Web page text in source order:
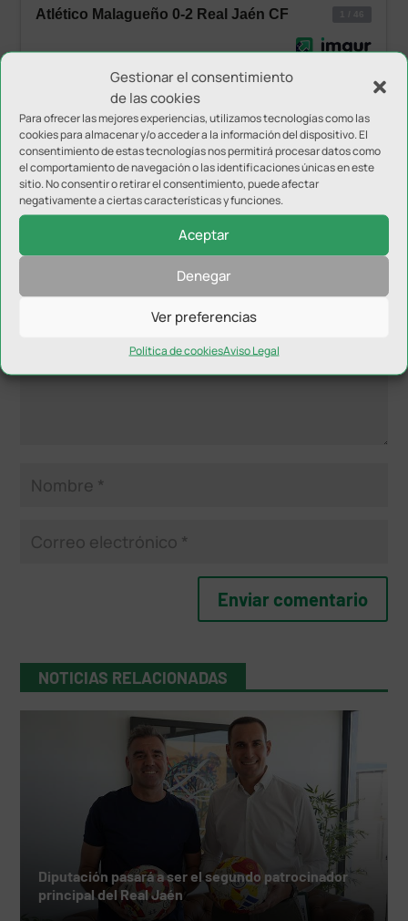
Gestionar el consentimiento
de las cookies
Para ofrecer las mejores experiencias, utilizamos tecnologías como las
cookies para almacenar y/o acceder a la información del dispositivo. El
consentimiento de estas tecnologías nos permitirá procesar datos como
el comportamiento de navegación o las identificaciones únicas en este
sitio. No consentir o retirar el consentimiento, puede afectar
negativamente a ciertas características y funciones.
Aceptar
Denegar
Ver preferencias
Política de cookiesAviso Legal
Enviar comentario
Tu dirección de correo electrónico no será publicada.
campos obligatorios están marcados con
NOTICIAS RELACIONADAS
Diputación pasará a ser el segundo patrocinador
principal del Real Jaén